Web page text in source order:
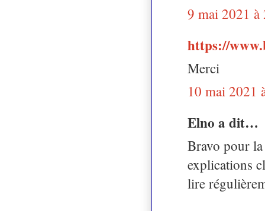
9 mai 2021 à
https://
Merci
10 mai 2021
Elno a dit…
Bravo pour
explications
lire